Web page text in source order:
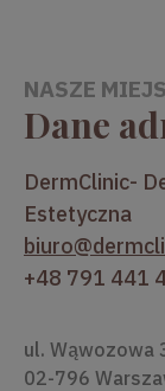
NASZE
Dane
DermClinic-
Estetyczna
+48 791 441
ul. Wąwozowa
02-796